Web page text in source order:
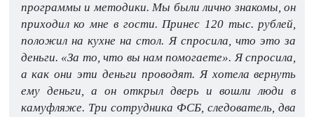
программы и методики. Мы были лично знакомы, он
приходил ко мне в гости. Принес 120 тыс. рублей,
положил на кухне на стол. Я спросила, что это за
деньги. «За то, что вы нам помогаете». Я спросила,
а как они эти деньги проводят. Я хотела вернуть
ему деньги, а он открыл дверь и вошли люди в
камуфляже. Три сотрудника ФСБ, следователь, два